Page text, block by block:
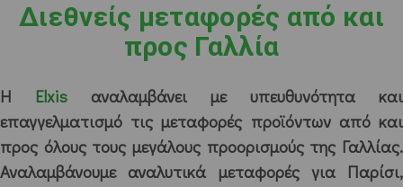
Διεθνείς μεταφορές από και
προς Γαλλία
Η Elxis αναλαμβάνει με υπευθυνότητα και
επαγγελματισμό τις μεταφορές προϊόντων από και
προς όλους τους μεγάλους προορισμούς της Γαλλίας.
Αναλαμβάνουμε αναλυτικά μεταφορές για Παρίσι,